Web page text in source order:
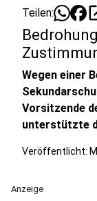
Teilen:
Wegen einer
Vorsitzende
unterstützte
Veröffentlicht:
Anzeige